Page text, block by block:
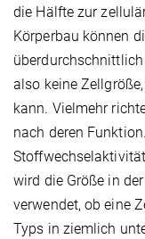
die Hälfte zur
Körperbau können
also keine
kann. Vielmehr
nach deren
wird die Größe in
verwendet, ob eine
Typs in ziemlich